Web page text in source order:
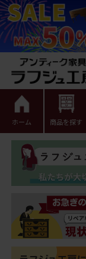
ホーム 商品を探す